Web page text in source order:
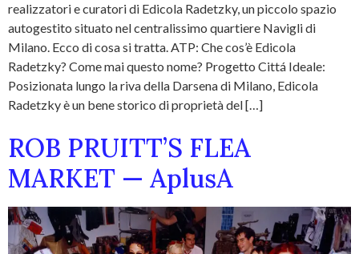
realizzatori e curatori di Edicola Radetzky, un piccolo spazio
autogestito situato nel centralissimo quartiere Navigli di
Milano. Ecco di cosa si tratta. ATP: Che cos’è Edicola
Radetzky? Come mai questo nome? Progetto Cittá Ideale:
Posizionata lungo la riva della Darsena di Milano, Edicola
Radetzky è un bene storico di proprietà del […]
ROB PRUITT’S FLEA
MARKET — AplusA